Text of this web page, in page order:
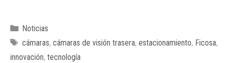
Categorías
Noticias
Etiquetas
cámaras, cámaras de visión trasera, estacionamiento, Ficosa,
innovación, tecnología